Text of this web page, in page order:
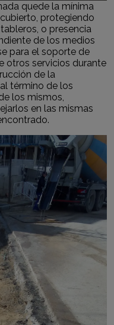
quede la mínima
protegiendo
o presencia
de los medios
para el soporte de
otros servicios durante
de la
término de los
los mismos,
en las mismas